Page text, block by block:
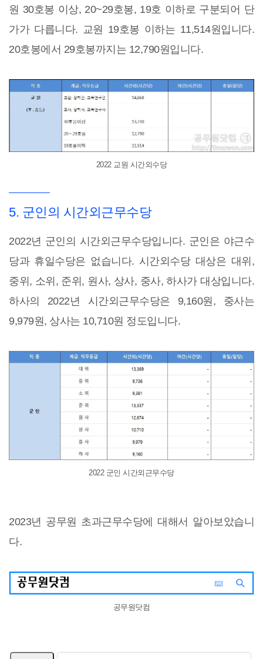
원 30호봉 이상, 20~29호봉, 19호 이하로 구분되어 단
가가 다릅니다. 교원 19호봉 이하는 11,514원입니다.
20호봉에서 29호봉까지는 12,790원입니다.
2022 교원 시간외수당
5. 군인의 시간외근무수당
2022년 군인의 시간외근무수당입니다. 군인은 야근수
당과 휴일수당은 없습니다. 시간외수당 대상은 대위,
중위, 소위, 준위, 원사, 상사, 중사, 하사가 대상입니다.
하사의 2022년 시간외근무수당은 9,160원, 중사는
9,979원, 상사는 10,710원 정도입니다.
2022 군인 시간외근무수당
2023년 공무원 초과근무수당에 대해서 알아보았습니
다.
공무원닷컴